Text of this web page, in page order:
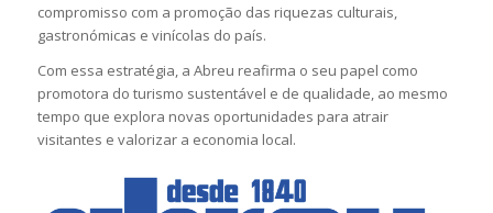
compromisso com a promoção das riquezas culturais,
gastronómicas e vinícolas do país.
Com essa estratégia, a Abreu reafirma o seu papel como
promotora do turismo sustentável e de qualidade, ao mesmo
tempo que explora novas oportunidades para atrair
visitantes e valorizar a economia local.